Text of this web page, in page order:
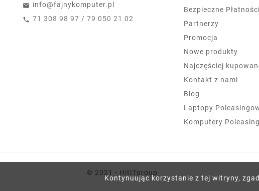
Kontynuując korzystanie z tej witryny,
info@fajnykomputer.pl
71 308 98 97 / 79 050 21 02
Bezpieczne Płatności
Partnerzy
Promocja
Nowe produkty
Najczęściej
Kontakt z nami
Blog
Laptopy
Komputery
© 2021 - HitITgroup